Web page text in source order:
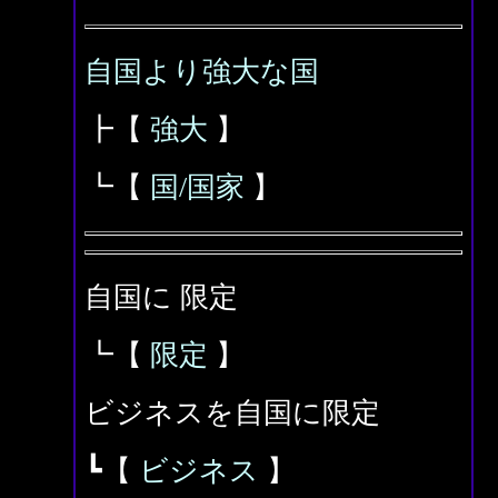
自国より強大な国
┣【 強大 】
┗【 国/国家 】
自国に 限定
┗【 限定 】
ビジネスを自国に限定
┗【 ビジネス 】